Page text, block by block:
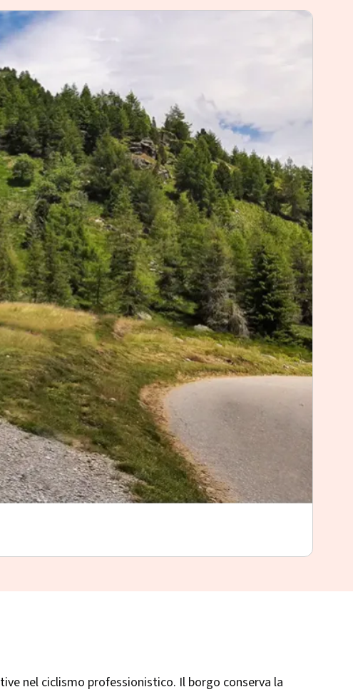
nel ciclismo professionistico. Il borgo conserva la